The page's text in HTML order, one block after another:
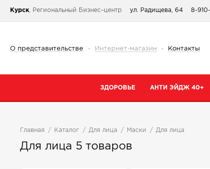
Курск , Региональный Бизнес–центр ул. Радищева, 64 8-
О представительстве · Интернет-магазин · Контакты
ЗДОРОВЬЕ
Категории
При простуде
АНТИ ЭЙДЖ 40+
Главная Каталог Для лица Маски Для лица
Для лица 5 товаров